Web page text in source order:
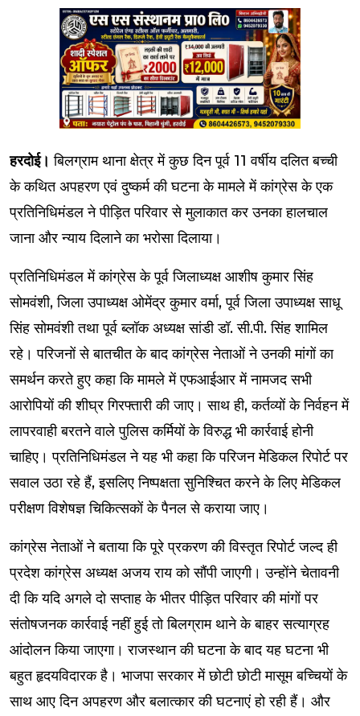
हरदोई। बिलग्राम थाना क्षेत्र में कुछ दिन पूर्व 11 वर्षीय दलित बच्ची
के कथित अपहरण एवं दुष्कर्म की घटना के मामले में कांग्रेस के एक
प्रतिनिधिमंडल ने पीड़ित परिवार से मुलाकात कर उनका हालचाल
जाना और न्याय दिलाने का भरोसा दिलाया।
प्रतिनिधिमंडल में कांग्रेस के पूर्व जिलाध्यक्ष आशीष कुमार सिंह
सोमवंशी, जिला उपाध्यक्ष ओमेंद्र कुमार वर्मा, पूर्व जिला उपाध्यक्ष साधू
सिंह सोमवंशी तथा पूर्व ब्लॉक अध्यक्ष सांडी डॉ. सी.पी. सिंह शामिल
रहे। परिजनों से बातचीत के बाद कांग्रेस नेताओं ने उनकी मांगों का
समर्थन करते हुए कहा कि मामले में एफआईआर में नामजद सभी
आरोपियों की शीघ्र गिरफ्तारी की जाए। साथ ही, कर्तव्यों के निर्वहन में
लापरवाही बरतने वाले पुलिस कर्मियों के विरुद्ध भी कार्रवाई होनी
चाहिए। प्रतिनिधिमंडल ने यह भी कहा कि परिजन मेडिकल रिपोर्ट पर
सवाल उठा रहे हैं, इसलिए निष्पक्षता सुनिश्चित करने के लिए मेडिकल
परीक्षण विशेषज्ञ चिकित्सकों के पैनल से कराया जाए।
कांग्रेस नेताओं ने बताया कि पूरे प्रकरण की विस्तृत रिपोर्ट जल्द ही
प्रदेश कांग्रेस अध्यक्ष अजय राय को सौंपी जाएगी। उन्होंने चेतावनी
दी कि यदि अगले दो सप्ताह के भीतर पीड़ित परिवार की मांगों पर
संतोषजनक कार्रवाई नहीं हुई तो बिलग्राम थाने के बाहर सत्याग्रह
आंदोलन किया जाएगा। राजस्थान की घटना के बाद यह घटना भी
बहुत हृदयविदारक है। भाजपा सरकार में छोटी छोटी मासूम बच्चियों के
साथ आए दिन अपहरण और बलात्कार की घटनाएं हो रही हैं। और